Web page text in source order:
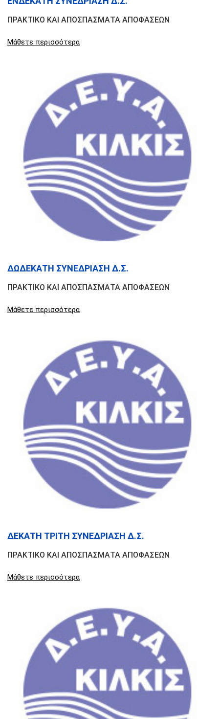
ΠΡΑΚΤΙΚΟ ΚΑΙ ΑΠΟΣΠΑΣΜΑΤΑ ΑΠΟΦΑΣΕΩΝ
Μάθετε περισσότερα
ΔΩΔΕΚΑΤΗ ΣΥΝΕΔΡΙΑΣΗ Δ.Σ.
ΠΡΑΚΤΙΚΟ ΚΑΙ ΑΠΟΣΠΑΣΜΑΤΑ ΑΠΟΦΑΣΕΩΝ
Μάθετε περισσότερα
ΔΕΚΑΤΗ ΤΡΙΤΗ ΣΥΝΕΔΡΙΑΣΗ Δ.Σ.
ΠΡΑΚΤΙΚΟ ΚΑΙ ΑΠΟΣΠΑΣΜΑΤΑ ΑΠΟΦΑΣΕΩΝ
Μάθετε περισσότερα